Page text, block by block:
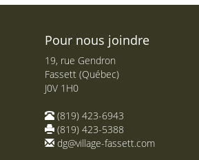
Pour nous joindre
19, rue Gendron
Fassett (Québec)
J0V 1H0
(819) 423-6943
(819) 423-5388
dg@village-fassett.com